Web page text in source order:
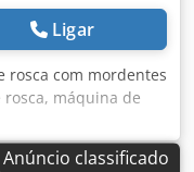
Ligar
rosca com mordentes
máquina de
-Fio de polegada:
100 mm -Peso: 4,7 kg
Anúncio classificado